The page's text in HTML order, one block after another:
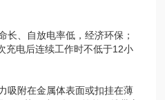
长、自放电率低，经济环保；
充电后连续工作时不低于12小
吸附在金属体表面或扣挂在薄